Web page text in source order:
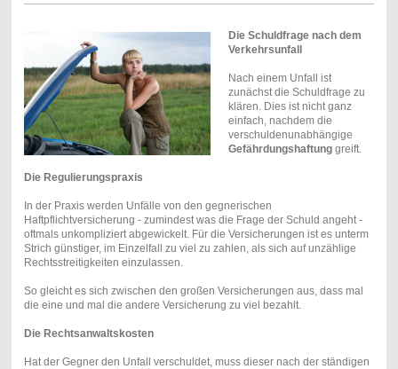
Die Schuldfrage nach dem
Verkehrsunfall
Nach einem Unfall ist
zunächst die Schuldfrage zu
klären. Dies ist nicht ganz
einfach, nachdem die
verschuldenunabhängige
Gefährdungshaftunggreift.
Die Regulierungspraxis
In der Praxis werden Unfälle von den gegnerischen
Haftpflichtversicherung - zumindest was die Frage der Schuld angeht -
oftmals unkompliziert abgewickelt. Für die Versicherungen ist es unterm
Strich günstiger, im Einzelfall zu viel zu zahlen, als sich auf unzählige
Rechtsstreitigkeiten einzulassen.
So gleicht es sich zwischen den großen Versicherungen aus, dass mal
die eine und mal die andere Versicherung zu viel bezahlt.
Die Rechtsanwaltskosten
Hat der Gegner den Unfall verschuldet, muss dieser nach der ständigen